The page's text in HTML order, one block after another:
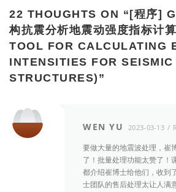
22 THOUGHTS ON “[程序]
构抗震分析地震动强度指标计
TOOL FOR CALCULATING
INTENSITIES FOR
STRUCTURES) ”
WEN YU 2023-03-13
要做大量的地震波处理，崔
了！批量处理功能太赞了！
都介绍崔博士给他们，收到
士团队的售后处理太让人满